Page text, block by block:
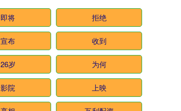
即将 拒绝
宣布 收到
26岁 为何
影院 上映